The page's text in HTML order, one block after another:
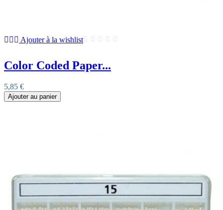
Ajouter à la wishlist
Color Coded Paper...
5,85 €
Ajouter au panier